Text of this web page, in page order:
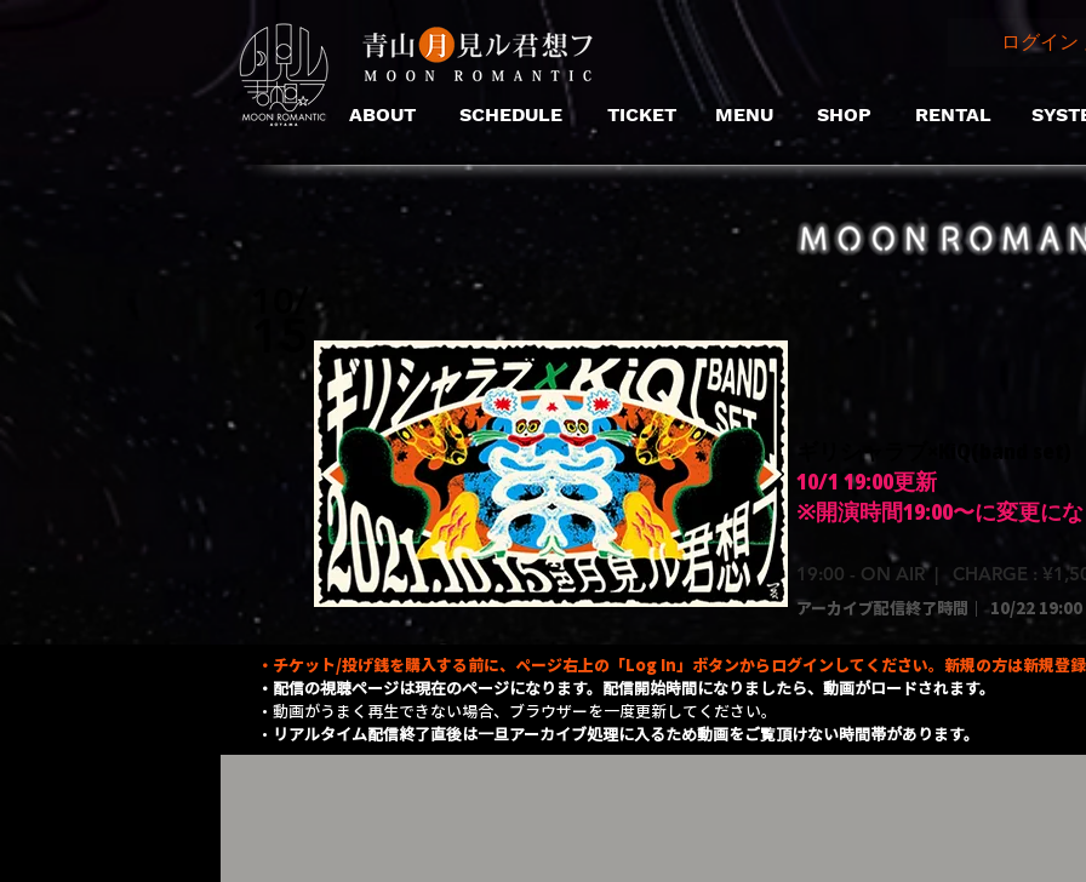
ABOUT SCHEDULE TICKET MENU SHOP
ログイ
RENTAL
​ギリシャラブ×KiQ(band set)
10/1 19:00更新
※開演時間19:00〜に変更に
19:00 - ON AIR | CHARGE :
アーカイブ配信終了時間｜
10/22 19:00
・チケット/投げ銭を購入する前に、ページ右上の「Log In」ボタンからログインしてください。新規の方は新規登
・配信の視聴ページは現在のページになります。配信開始時間になりましたら、動画がロードされます。
​・動画がうまく再生できない場合、ブラウザーを一度更新してください。
・ リアルタイム配信終了直後は一旦アーカイブ処理に入るため動画をご覧頂けない時間帯があります。